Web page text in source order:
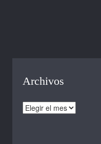
Archivos
Archivos